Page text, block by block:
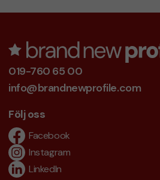
019-760 65 00
info@brandnewprofile.com
Följ oss
Facebook
Instagram
LinkedIn